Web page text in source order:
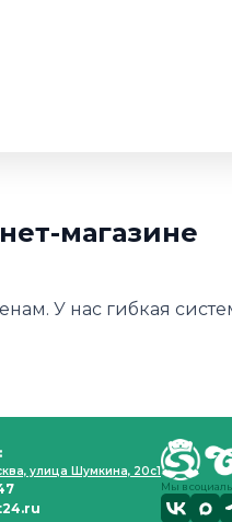
магазине
У нас гибкая
улица Шумкина, 20с1
Мы в